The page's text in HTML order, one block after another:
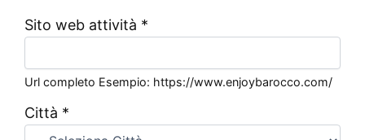
Sito web attività *
Url completo Esempio: https://www.enjoybarocco.com/
Città *